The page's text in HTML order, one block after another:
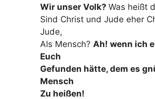
Wir unser Volk? Was heißt
Sind Christ und Jude eher
Jude,
Als Mensch? Ah! wenn ich
Euch
Gefunden hätte, dem es
Mensch
Zu heißen!